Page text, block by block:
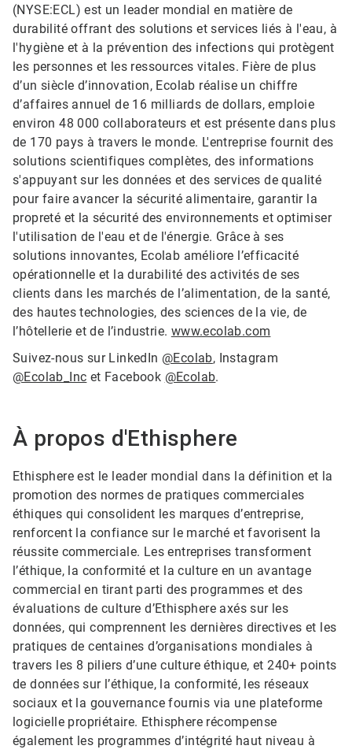
(NYSE:ECL) est un leader mondial en matière de
durabilité offrant des solutions et services liés à l'eau, à
l'hygiène et à la prévention des infections qui protègent
les personnes et les ressources vitales. Fière de plus
d’un siècle d’innovation, Ecolab réalise un chiffre
d’affaires annuel de 16 milliards de dollars, emploie
environ 48 000 collaborateurs et est présente dans plus
de 170 pays à travers le monde. L'entreprise fournit des
solutions scientifiques complètes, des informations
s'appuyant sur les données et des services de qualité
pour faire avancer la sécurité alimentaire, garantir la
propreté et la sécurité des environnements et optimiser
l'utilisation de l'eau et de l'énergie. Grâce à ses
solutions innovantes, Ecolab améliore l’efficacité
opérationnelle et la durabilité des activités de ses
clients dans les marchés de l’alimentation, de la santé,
des hautes technologies, des sciences de la vie, de
l’hôtellerie et de l’industrie. www.ecolab.com
Suivez-nous sur LinkedIn @Ecolab, Instagram
@Ecolab_Inc et Facebook @Ecolab.
À propos d'Ethisphere
Ethisphere est le leader mondial dans la définition et la
promotion des normes de pratiques commerciales
éthiques qui consolident les marques d’entreprise,
renforcent la confiance sur le marché et favorisent la
réussite commerciale. Les entreprises transforment
l’éthique, la conformité et la culture en un avantage
commercial en tirant parti des programmes et des
évaluations de culture d’Ethisphere axés sur les
données, qui comprennent les dernières directives et les
pratiques de centaines d’organisations mondiales à
travers les 8 piliers d’une culture éthique, et 240+ points
de données sur l’éthique, la conformité, les réseaux
sociaux et la gouvernance fournis via une plateforme
logicielle propriétaire. Ethisphere récompense
également les programmes d’intégrité haut niveau à